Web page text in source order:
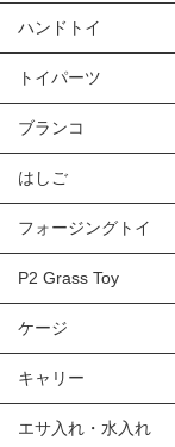
ハンドトイ
トイパーツ
ブランコ
はしご
フォージングトイ
P2 Grass Toy
ケージ
キャリー
エサ入れ・水入れ